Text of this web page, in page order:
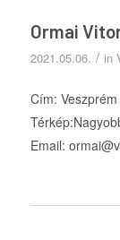
Ormai
2021.05.06. / in
Cím:
Email: